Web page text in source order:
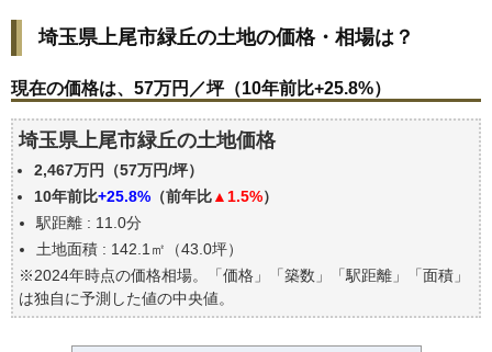
現在の価格は、57万円／坪（10年前比+25.8%）
価格を詳細に分析しよう
埼玉県上尾市緑丘の土地の過去の売買事例
公示地価はいくら
エリアの将来性を人口予想から検討しよう
自分の年収でいくらの不動産が買える？
埼玉県上尾市緑丘の土地の価格・相場は？
現在の価格は、57万円／坪（10年前比+25.8%）
埼玉県上尾市緑丘の土地価格
2,467万円（57万円/坪）
10年前比+25.8% （前年比▲1.5%）
駅距離 : 11.0分
土地面積 : 142.1㎡（43.0坪）
※2024年時点の価格相場。「価格」「築数」「駅距離」「面積」
は独自に予測した値の中央値。